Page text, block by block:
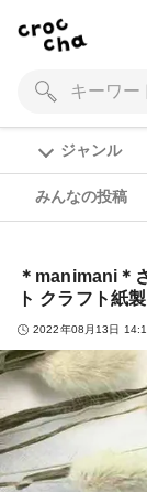
ジャンル
みんなの投稿
＊manimani＊
ト クラフト紙
2022年08月13日